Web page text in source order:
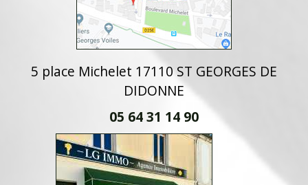
5 place Michelet 17110 ST GEORGES DE
DIDONNE
05 64 31 14 90